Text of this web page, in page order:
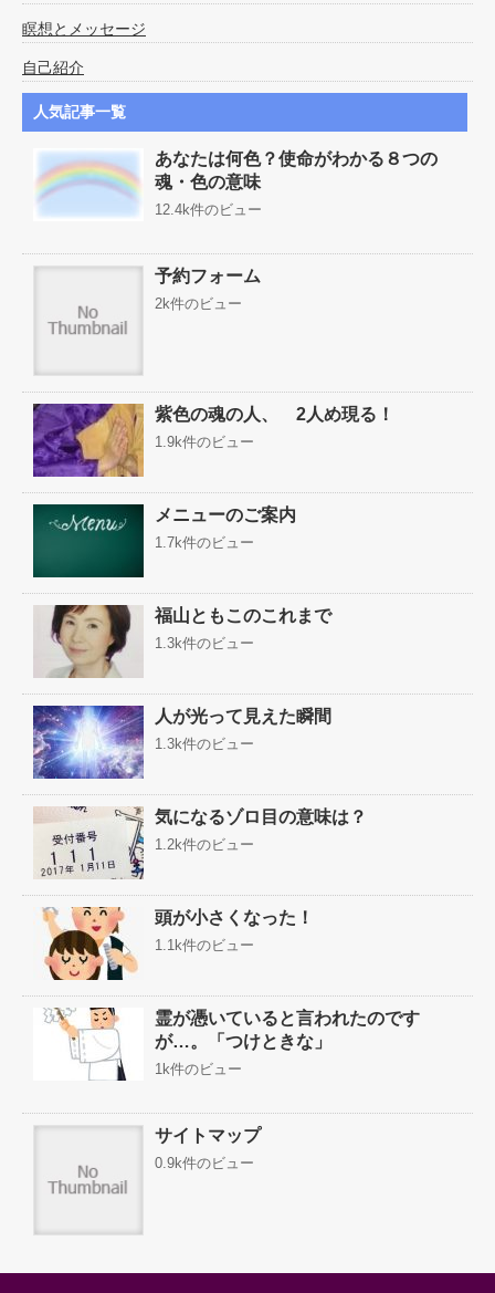
瞑想とメッセージ
自己紹介
人気記事一覧
あなたは何色？使命がわかる８つの
魂・色の意味
12.4k件のビュー
予約フォーム
2k件のビュー
紫色の魂の人、 2人め現る！
1.9k件のビュー
メニューのご案内
1.7k件のビュー
福山ともこのこれまで
1.3k件のビュー
人が光って見えた瞬間
1.3k件のビュー
気になるゾロ目の意味は？
1.2k件のビュー
頭が小さくなった！
1.1k件のビュー
霊が憑いていると言われたのです
が…。「つけときな」
1k件のビュー
サイトマップ
0.9k件のビュー